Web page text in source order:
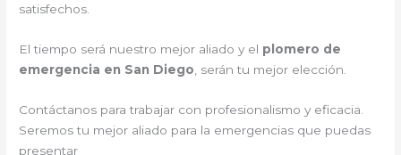
satisfechos.
El tiempo será nuestro mejor aliado y el plomero de
emergencia en San Diego , serán tu mejor elección.
Contáctanos para trabajar con profesionalismo y eficacia.
Seremos tu mejor aliado para la emergencias que puedas
presentar